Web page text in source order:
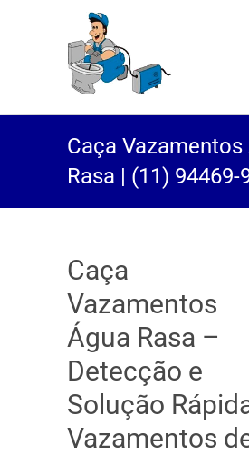
Caça Vazamentos
Rasa | (11) 94469-
Caça
Vazamentos
Água Rasa –
Detecção e
Solução
Vazamentos